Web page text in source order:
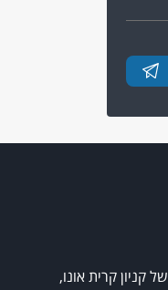
שלמה המלך 39, בניין מרפאות A של קניון קרית אונו,